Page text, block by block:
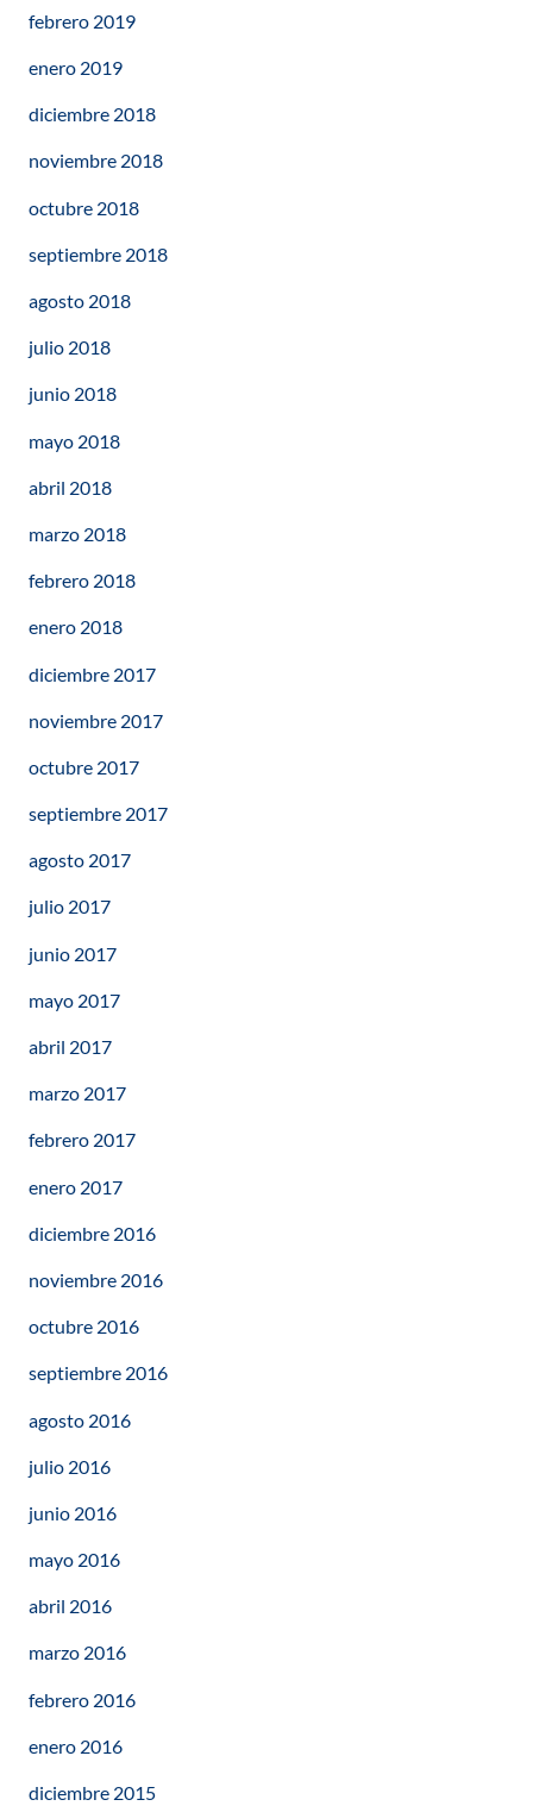
febrero 2019
enero 2019
diciembre 2018
noviembre 2018
octubre 2018
septiembre 2018
agosto 2018
julio 2018
junio 2018
mayo 2018
abril 2018
marzo 2018
febrero 2018
enero 2018
diciembre 2017
noviembre 2017
octubre 2017
septiembre 2017
agosto 2017
julio 2017
junio 2017
mayo 2017
abril 2017
marzo 2017
febrero 2017
enero 2017
diciembre 2016
noviembre 2016
octubre 2016
septiembre 2016
agosto 2016
julio 2016
junio 2016
mayo 2016
abril 2016
marzo 2016
febrero 2016
enero 2016
diciembre 2015